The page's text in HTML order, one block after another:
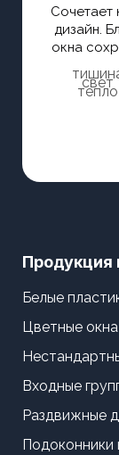
Сочетает
дизайн.
окна
свет
тепло
Продукция
Белые
Цветные окна
Входные
Раздвижные
Подоконники